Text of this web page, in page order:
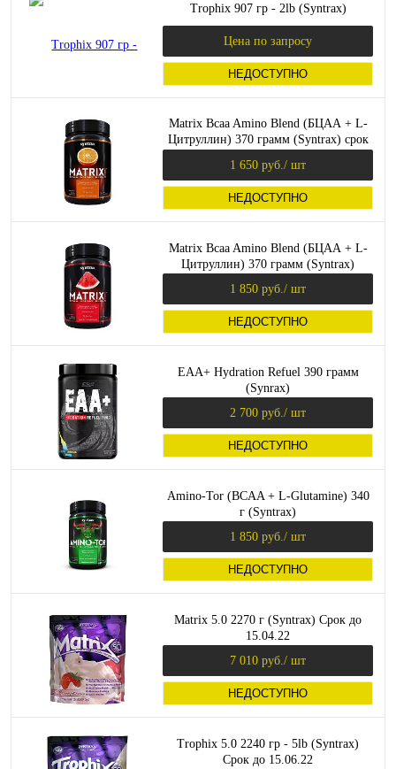
Trophix 907 гр - 2lb (Syntrax)
Цена по запросу
НЕДОСТУПНО
Matrix Bcaa Amino Blend (БЦАА + L-
Цитруллин) 370 грамм (Syntrax) срок
1 650 руб. / шт
НЕДОСТУПНО
Matrix Bcaa Amino Blend (БЦАА + L-
Цитруллин) 370 грамм (Syntrax)
1 850 руб. / шт
НЕДОСТУПНО
EAA+ Hydration Refuel 390 грамм
(Synrax)
2 700 руб. / шт
НЕДОСТУПНО
Amino-Tor (BCAA + L-Glutamine) 340
г (Syntrax)
1 850 руб. / шт
НЕДОСТУПНО
Matrix 5.0 2270 г (Syntrax) Срок до
15.04.22
7 010 руб. / шт
НЕДОСТУПНО
Trophix 5.0 2240 гр - 5lb (Syntrax)
Срок до 15.06.22